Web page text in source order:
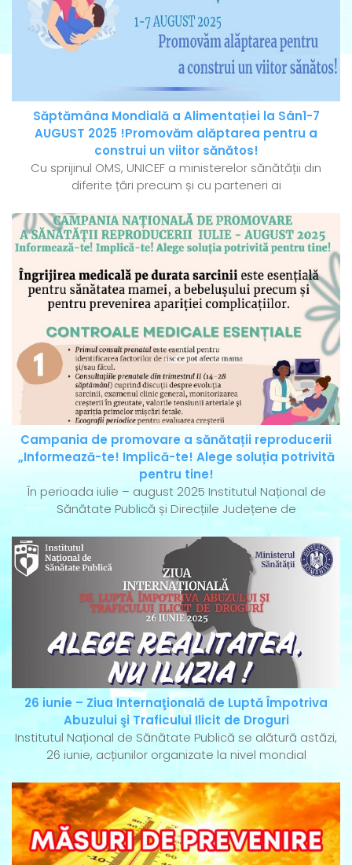
Săptămâna Mondială a Alimentației la Sân1-7
AUGUST 2025 !Promovăm alăptarea pentru a
construi un viitor sănătos!
Cu sprijinul OMS, UNICEF a ministerelor sănătății din
diferite țări precum și cu parteneri ai
Campania de promovare a sănătații reproducerii
„Informează-te! Implică-te! Alege soluția potrivită
pentru tine!
În perioada iulie – august 2025 Institutul Național de
Sănătate Publică și Direcțiile Județene de
26 iunie – Ziua Internaţională de Luptă Împotriva
Abuzului şi Traficului Ilicit de Droguri
Institutul Național de Sănătate Publică se alătură astăzi,
26 iunie, acțiunilor organizate la nivel mondial